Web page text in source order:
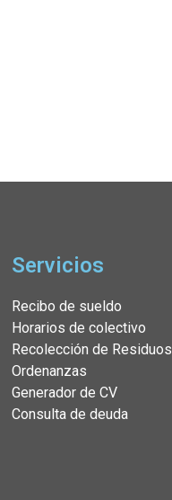
Servicios
Recibo de sueldo
Horarios de colectivo
Recolección de Residuos
Ordenanzas
Generador de CV
Consulta de deuda